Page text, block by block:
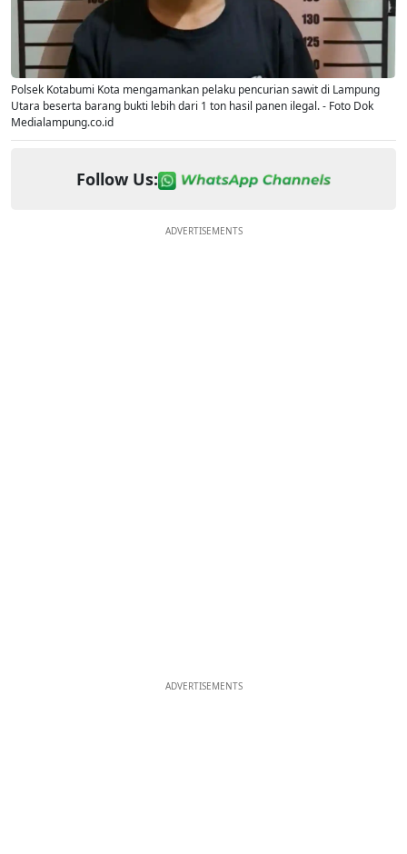
Polsek Kotabumi Kota mengamankan pelaku pencurian sawit di Lampung
Utara beserta barang bukti lebih dari 1 ton hasil panen ilegal. - Foto Dok
Medialampung.co.id
Follow Us:
ADVERTISEMENTS
ADVERTISEMENTS